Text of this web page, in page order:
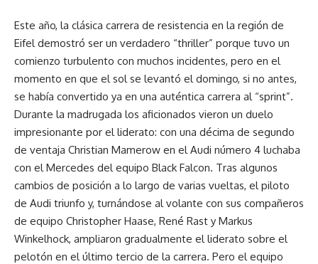
Este año, la clásica carrera de resistencia en la región de
Eifel demostró ser un verdadero “thriller” porque tuvo un
comienzo turbulento con muchos incidentes, pero en el
momento en que el sol se levantó el domingo, si no antes,
se había convertido ya en una auténtica carrera al “sprint”.
Durante la madrugada los aficionados vieron un duelo
impresionante por el liderato: con una décima de segundo
de ventaja Christian Mamerow en el Audi número 4 luchaba
con el Mercedes del equipo Black Falcon. Tras algunos
cambios de posición a lo largo de varias vueltas, el piloto
de Audi triunfo y, turnándose al volante con sus compañeros
de equipo Christopher Haase, René Rast y Markus
Winkelhock, ampliaron gradualmente el liderato sobre el
pelotón en el último tercio de la carrera. Pero el equipo